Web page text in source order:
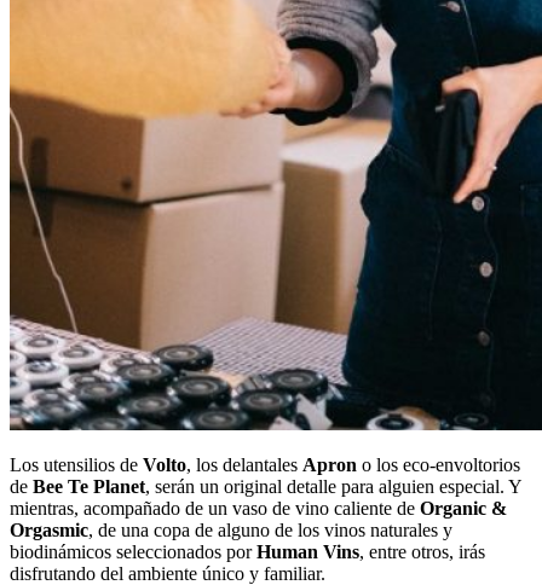
Los utensilios de Volto, los delantales Apron o los eco-envoltorios
de Bee Te Planet, serán un original detalle para alguien especial. Y
mientras, acompañado de un vaso de vino caliente de Organic &
Orgasmic, de una copa de alguno de los vinos naturales y
biodinámicos seleccionados porHuman Vins, entre otros, irás
disfrutando del ambiente único y familiar.